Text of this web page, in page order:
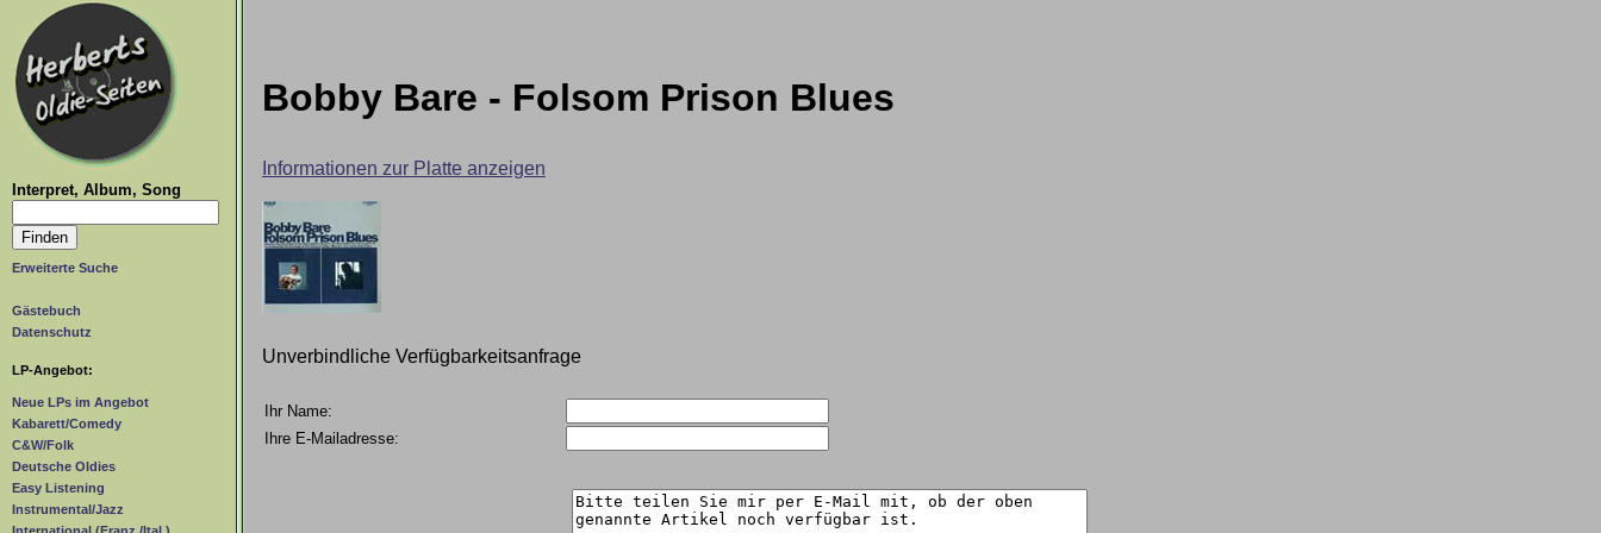
Interpret, Album, Song
Erweiterte Suche
Gästebuch
Datenschutz
LP-Angebot:
Neue LPs im Angebot
Kabarett/Comedy
C&W/Folk
Deutsche Oldies
Easy Listening
Instrumental/Jazz
Bobby Bare - Folsom Prison Blues
Informationen zur Platte anzeigen
Unverbindliche Verfügbarkeitsanfrage
Ihr Name:
Ihre E-Mailadresse: